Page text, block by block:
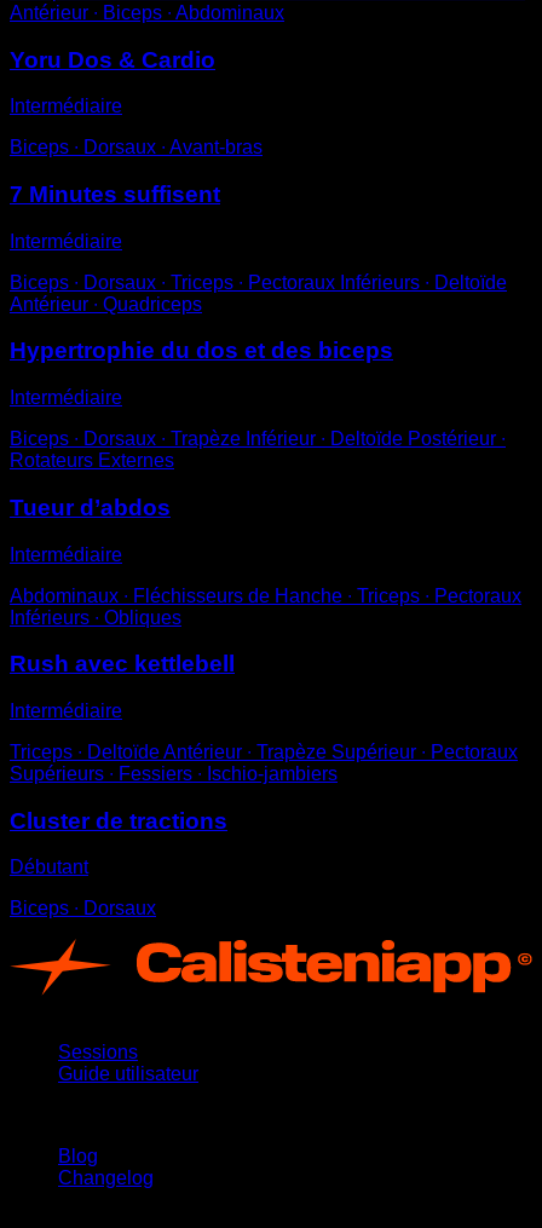
Antérieur ∙ Biceps ∙ Abdominaux
Yoru Dos & Cardio
Intermédiaire
Biceps ∙ Dorsaux ∙ Avant-bras
7 Minutes suffisent
Intermédiaire
Biceps ∙ Dorsaux ∙ Triceps ∙ Pectoraux Inférieurs ∙ Deltoïde
Antérieur ∙ Quadriceps
Hypertrophie du dos et des biceps
Intermédiaire
Biceps ∙ Dorsaux ∙ Trapèze Inférieur ∙ Deltoïde Postérieur ∙
Rotateurs Externes
Tueur d’abdos
Intermédiaire
Abdominaux ∙ Fléchisseurs de Hanche ∙ Triceps ∙ Pectoraux
Inférieurs ∙ Obliques
Rush avec kettlebell
Intermédiaire
Triceps ∙ Deltoïde Antérieur ∙ Trapèze Supérieur ∙ Pectoraux
Supérieurs ∙ Fessiers ∙ Ischio-jambiers
Cluster de tractions
Débutant
Biceps ∙ Dorsaux
Sessions
Guide utilisateur
Blog
Changelog